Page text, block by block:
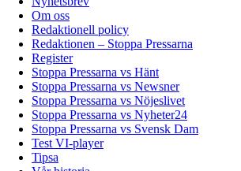
Om oss
Redaktionell policy
Redaktionen – Stoppa Pressarna
Register
Stoppa Pressarna vs Hänt
Stoppa Pressarna vs Newsner
Stoppa Pressarna vs Nöjeslivet
Stoppa Pressarna vs Nyheter24
Stoppa Pressarna vs Svensk Dam
Test VI-player
Tipsa